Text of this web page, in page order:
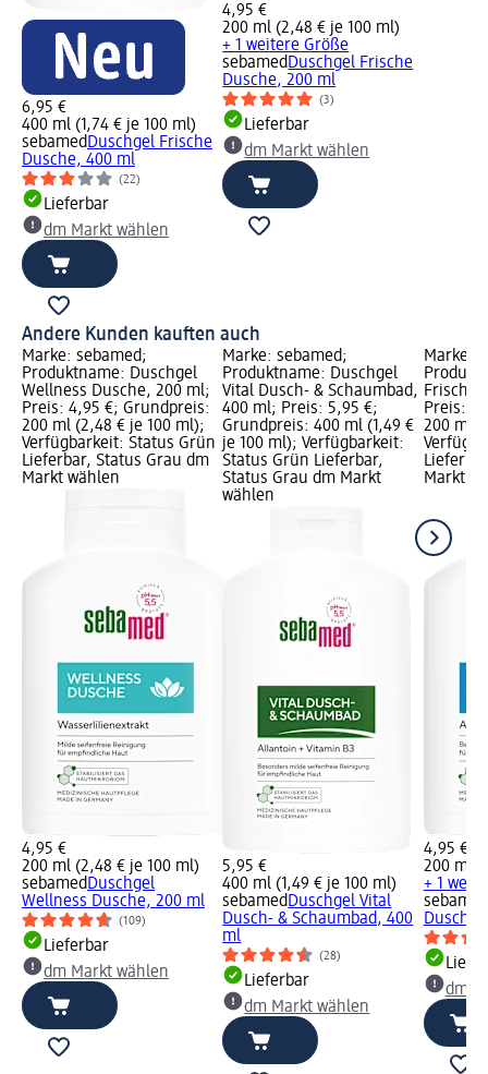
6,95 €
400 ml (1,74 € je 100 ml)
sebamedDuschgel Frische
Dusche, 400 ml
(22)
Lieferbar
dm Markt wählen
4,95 €
200 ml (2,48 € je 100 ml)
+ 1 weitere Größe
sebamedDuschgel Frische
Dusche, 200 ml
(3)
Lieferbar
dm Markt wählen
Andere Kunden kauften auch
Marke: sebamed;
Produktname: Duschgel
Wellness Dusche, 200 ml;
Preis: 4,95 €; Grundpreis:
200 ml (2,48 € je 100 ml);
Verfügbarkeit: Status Grün
Lieferbar, Status Grau dm
Markt wählen
4,95 €
200 ml (2,48 € je 100 ml)
sebamedDuschgel
Wellness Dusche, 200 ml
(109)
Lieferbar
dm Markt wählen
Marke: sebamed;
Produktname: Duschgel
Vital Dusch- & Schaumbad,
400 ml; Preis: 5,95 €;
Grundpreis: 400 ml (1,49 €
je 100 ml); Verfügbarkeit:
Status Grün Lieferbar,
Status Grau dm Markt
wählen
5,95 €
400 ml (1,49 € je 100 ml)
sebamedDuschgel Vital
Dusch- & Schaumbad, 400
ml
(28)
Lieferbar
dm Markt wählen
Marke:
Frische
Preis:
200 ml
Markt
4,95 €
200 ml
+ 1
sebamed
dm